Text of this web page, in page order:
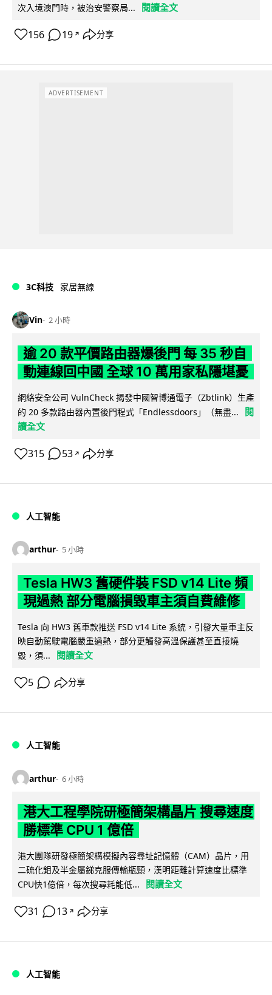
次入境澳門時，被治安警察局...
閱讀全文
156 19 ↗ 分享
ADVERTISEMENT
3C科技 家居無線
Vin 2 小時
逾 20 款平價路由器爆後門 每 35 秒自
動連線回中國 全球 10 萬用家私隱堪憂
網絡安全公司 VulnCheck 揭發中國智博通電子（Zbtlink）生產
的 20 多款路由器內置後門程式「Endlessdoors」（無盡...
閱
讀全文
315 53 ↗ 分享
人工智能
arthur 5 小時
Tesla HW3 舊硬件裝 FSD v14 Lite 頻
現過熱 部分電腦損毀車主須自費維修
Tesla 向 HW3 舊車款推送 FSD v14 Lite 系統，引發大量車主反
映自動駕駛電腦嚴重過熱，部分更觸發高溫保護甚至直接燒
毀，須...
閱讀全文
5 分享
人工智能
arthur 6 小時
港大工程學院研極簡架構晶片 搜尋速度
勝標準 CPU 1 億倍
港大團隊研發極簡架構模擬內容尋址記憶體（CAM）晶片，用
二硫化鉬及半金屬銻克服傳輸瓶頸，漢明距離計算速度比標準
CPU快1億倍，每次搜尋耗能低...
閱讀全文
31 13 ↗ 分享
人工智能